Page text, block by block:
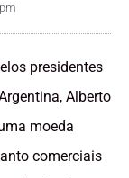
presidentes
Alberto
moeda
comerciais